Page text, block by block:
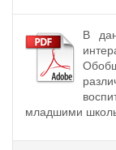
В
младшими